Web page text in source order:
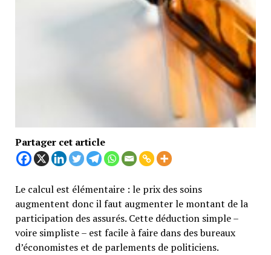
Partager cet article
Le calcul est élémentaire : le prix des soins
augmentent donc il faut augmenter le montant de la
participation des assurés. Cette déduction simple –
voire simpliste – est facile à faire dans des bureaux
d’économistes et de parlements de politiciens.